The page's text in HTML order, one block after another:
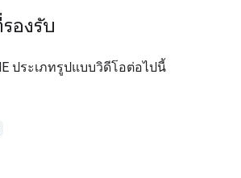
องรับ
ประเภทรูปแบบวิดีโอต่อไปนี้